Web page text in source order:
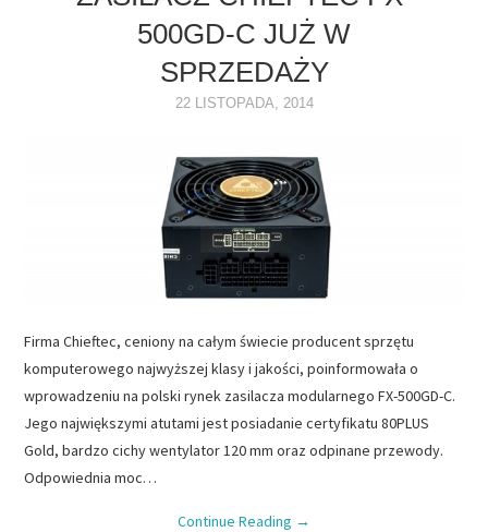
OPROGRAMOWANIE
500GD-C JUŻ W
SPRZEDAŻY
22 LISTOPADA, 2014
Firma Chieftec, ceniony na całym świecie producent sprzętu
komputerowego najwyższej klasy i jakości, poinformowała o
wprowadzeniu na polski rynek zasilacza modularnego FX-500GD-C.
Jego największymi atutami jest posiadanie certyfikatu 80PLUS
Gold, bardzo cichy wentylator 120 mm oraz odpinane przewody.
Odpowiednia moc…
Continue Reading →